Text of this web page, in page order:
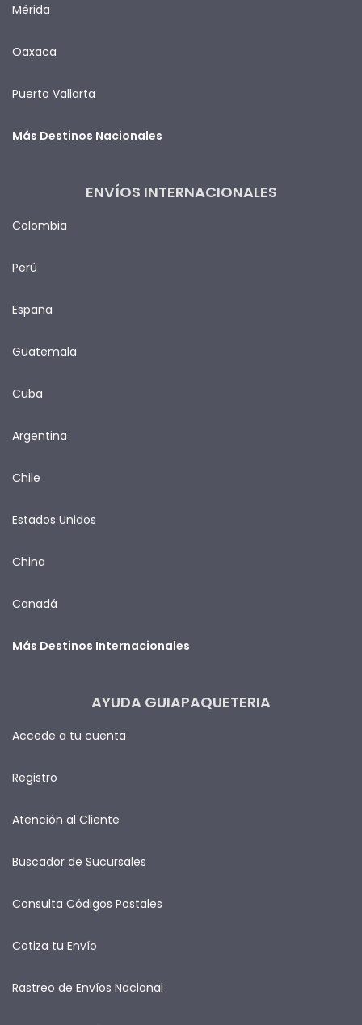
Mérida
Oaxaca
Puerto Vallarta
Más Destinos Nacionales
ENVÍOS INTERNACIONALES
Colombia
Perú
España
Guatemala
Cuba
Argentina
Chile
Estados Unidos
China
Canadá
Más Destinos Internacionales
AYUDA GUIAPAQUETERIA
Accede a tu cuenta
Registro
Atención al Cliente
Buscador de Sucursales
Consulta Códigos Postales
Cotiza tu Envío
Rastreo de Envíos Nacional